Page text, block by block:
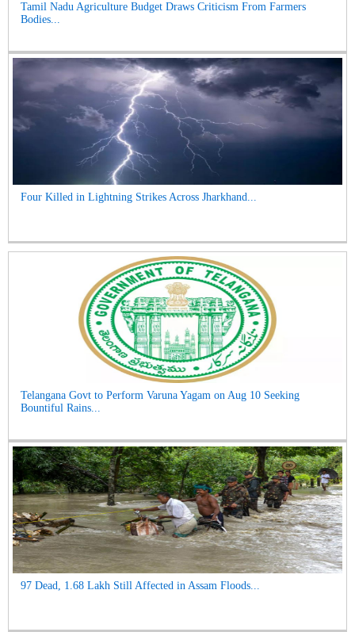
Tamil Nadu Agriculture Budget Draws Criticism From Farmers
Bodies...
Four Killed in Lightning Strikes Across Jharkhand...
Telangana Govt to Perform Varuna Yagam on Aug 10 Seeking
Bountiful Rains...
97 Dead, 1.68 Lakh Still Affected in Assam Floods...